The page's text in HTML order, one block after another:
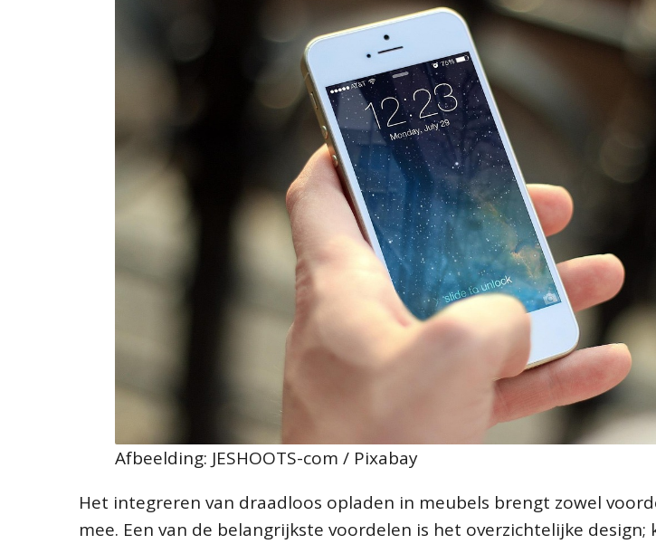
Afbeelding: JESHOOTS-com / Pixabay
Het integreren van draadloos opladen in meubels brengt zowel
mee. Een van de belangrijkste voordelen is het overzichtelijke design;